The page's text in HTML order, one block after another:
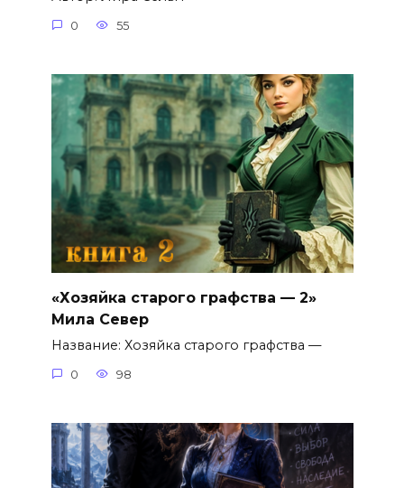
0 55
«Хозяйка старого графства — 2»
Мила Север
Название: Хозяйка старого графства —
0 98